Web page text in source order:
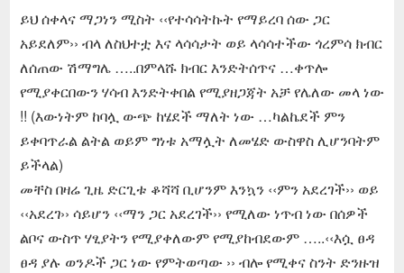
ይህ ሰቀላና ማጋነን ሚስት ‹‹የተሳሳትኩት የማይረባ ሰው ጋር
አይደለም›› ብላ ለስህተቷ እና ላሳሳታት ወይ ላሳሳተችው ጎረምሳ ክብር
ለሰጠው ሽማግሌ …..በምላሹ ክብር እንድትሰጥና …ቀጥሎ
የሚያቀርበውን ሃሳብ እንድትቀበል የሚያዘጋጃት አቻ የሌለው መላ ነው
!! (እውነትም ከባሏ ውጭ ከሄደች ማለት ነው …ካልኬደች ምን
ይቀባጥራል ልትል ወይም ግነቱ አማሏት ለመሄድ ውስዋስ ሊሆንባትም
ይችላል)
መቸስ በዛሬ ጊዜ ድርጊቱ ቆሻሻ ቢሆንም እንኳን ‹‹ምን አደረገች›› ወይ
‹‹አደረገ›› ሳይሆን ‹‹ማን ጋር አደረገች›› የሚለው ነጥብ ነው በሰዎች
ልቦና ውስጥ ሃፂያትን የሚያቀለውም የሚያከብደውም …..‹‹እሷ ፀዳ
ፀዳ ያሉ ወንዶች ጋር ነው የምትወጣው ›› ብሎ የሚቀና ስንት ድንዙዝ